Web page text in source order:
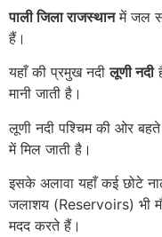
पाली जिला राजस्थानमें जल
हैं।
यहाँ की प्रमुख नदीलूणी नदी
मानी जाती है।
लूणी नदी पश्चिम की ओर
में मिल जाती है।
इसके अलावा यहाँ कई छोटे
जलाशय (Reservoirs) भी
मदद करते हैं।